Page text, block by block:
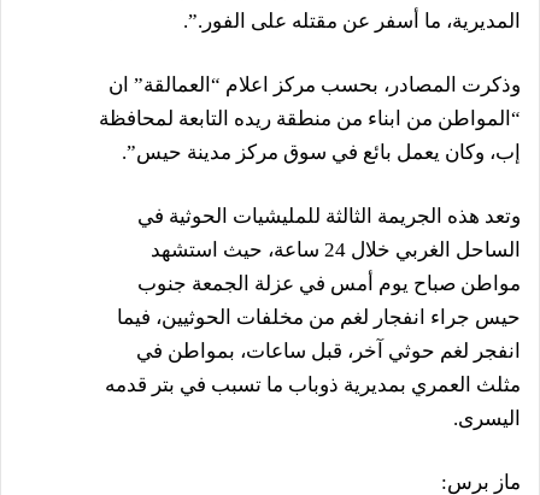
المديرية، ما أسفر عن مقتله على الفور.”.
وذكرت المصادر، بحسب مركز اعلام “العمالقة” ان
“المواطن من ابناء من منطقة ريده التابعة لمحافظة
إب، وكان يعمل بائع في سوق مركز مدينة حيس”.
وتعد هذه الجريمة الثالثة للمليشيات الحوثية في
الساحل الغربي خلال 24 ساعة، حيث استشهد
مواطن صباح يوم أمس في عزلة الجمعة جنوب
حيس جراء انفجار لغم من مخلفات الحوثيين، فيما
انفجر لغم حوثي آخر، قبل ساعات، بمواطن في
مثلث العمري بمديرية ذوباب ما تسبب في بتر قدمه
اليسرى.
ماز برس: